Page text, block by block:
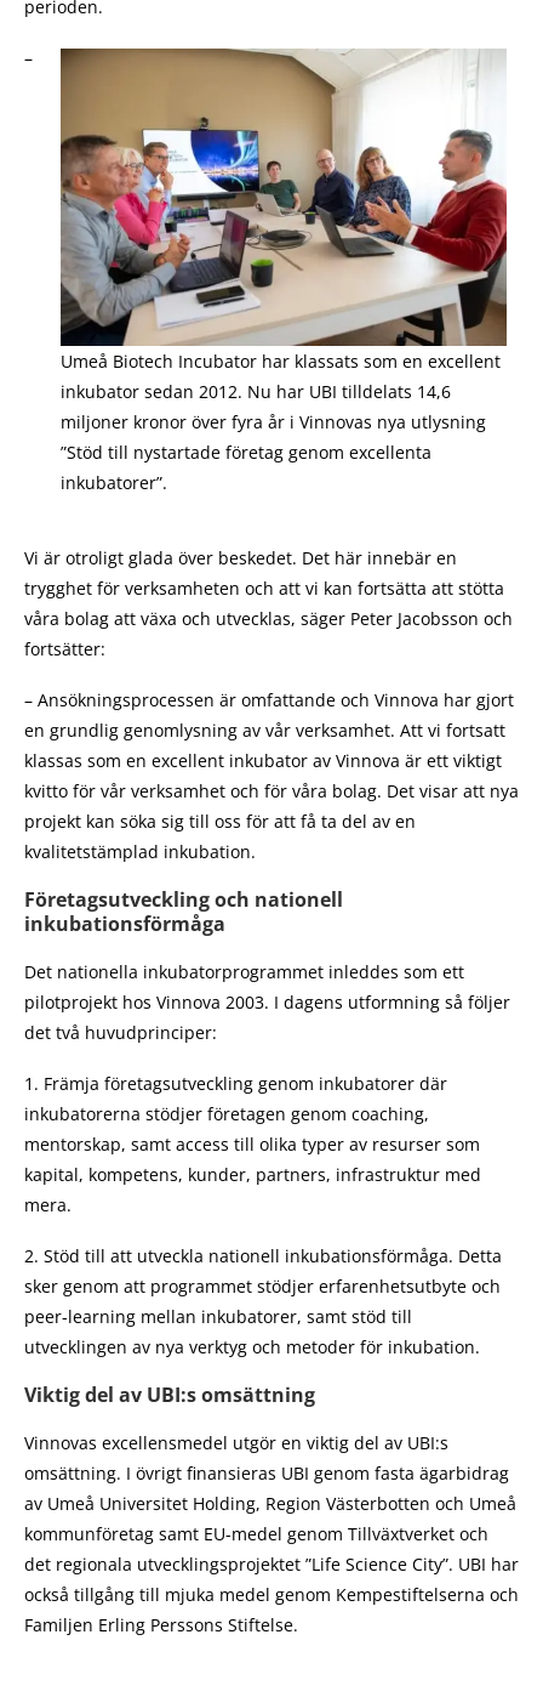
perioden.
Umeå Biotech Incubator har klassats som en excellent
inkubator sedan 2012. Nu har UBI tilldelats 14,6
miljoner kronor över fyra år i Vinnovas nya utlysning
”Stöd till nystartade företag genom excellenta
inkubatorer”.
–
Vi är otroligt glada över beskedet. Det här innebär en
trygghet för verksamheten och att vi kan fortsätta att stötta
våra bolag att växa och utvecklas, säger Peter Jacobsson och
fortsätter:
– Ansökningsprocessen är omfattande och Vinnova har gjort
en grundlig genomlysning av vår verksamhet. Att vi fortsatt
klassas som en excellent inkubator av Vinnova är ett viktigt
kvitto för vår verksamhet och för våra bolag. Det visar att nya
projekt kan söka sig till oss för att få ta del av en
kvalitetstämplad inkubation.
Företagsutveckling och nationell
inkubationsförmåga
Det nationella inkubatorprogrammet inleddes som ett
pilotprojekt hos Vinnova 2003. I dagens utformning så följer
det två huvudprinciper:
1. Främja företagsutveckling genom inkubatorer där
inkubatorerna stödjer företagen genom coaching,
mentorskap, samt access till olika typer av resurser som
kapital, kompetens, kunder, partners, infrastruktur med
mera.
2. Stöd till att utveckla nationell inkubationsförmåga. Detta
sker genom att programmet stödjer erfarenhetsutbyte och
peer-learning mellan inkubatorer, samt stöd till
utvecklingen av nya verktyg och metoder för inkubation.
Viktig del av UBI:s omsättning
Vinnovas excellensmedel utgör en viktig del av UBI:s
omsättning. I övrigt finansieras UBI genom fasta ägarbidrag
av Umeå Universitet Holding, Region Västerbotten och Umeå
kommunföretag samt EU-medel genom Tillväxtverket och
det regionala utvecklingsprojektet ”Life Science City”. UBI har
också tillgång till mjuka medel genom Kempestiftelserna och
Familjen Erling Perssons Stiftelse.